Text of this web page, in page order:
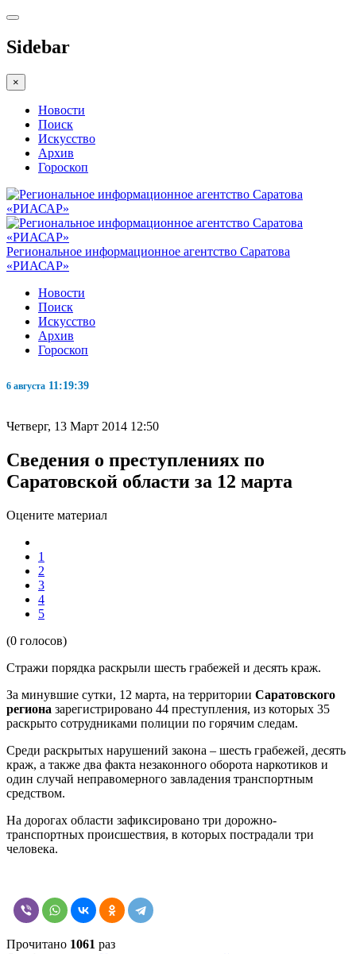
Sidebar
×
Новости
Поиск
Искусство
Архив
Гороскоп
Региональное информационное агентство Саратова
«РИАСАР»
Новости
Поиск
Искусство
Архив
Гороскоп
6 августа 11:19:40
Четверг, 13 Март 2014 12:50
Сведения о преступлениях по
Саратовской области за 12 марта
Оцените материал
1
2
3
4
5
(0 голосов)
Стражи порядка раскрыли шесть грабежей и десять краж.
За минувшие сутки, 12 марта, на территории Саратовского
региона зарегистрировано 44 преступления, из которых 35
раскрыто сотрудниками полиции по горячим следам.
Среди раскрытых нарушений закона – шесть грабежей, десять
краж, а также два факта незаконного оборота наркотиков и
один случай неправомерного завладения транспортным
средством.
На дорогах области зафиксировано три дорожно-
транспортных происшествия, в которых пострадали три
человека.
Прочитано 1061 раз